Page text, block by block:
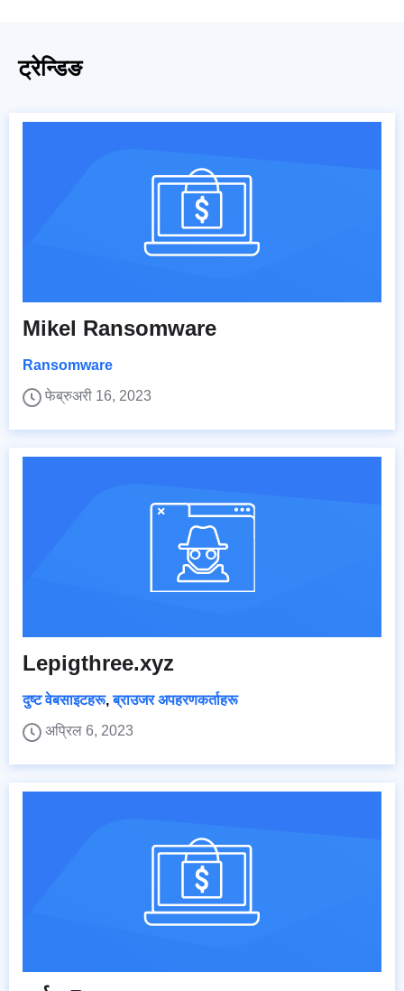
ट्रेन्डिङ
Mikel Ransomware
Ransomware
फेब्रुअरी 16, 2023
Lepigthree.xyz
दुष्ट वेबसाइटहरू,ब्राउजर अपहरणकर्ताहरू
अप्रिल 6, 2023